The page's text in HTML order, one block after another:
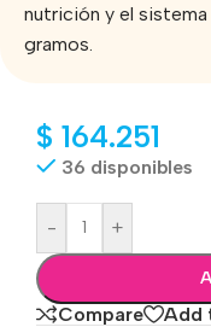
nutrición y el
gramos.
$ 164.251
36 disponibles
- +
Compare Add